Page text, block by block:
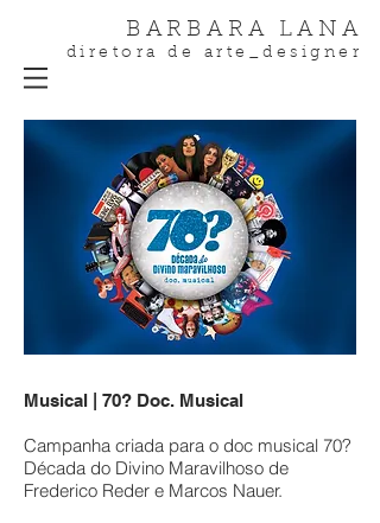
BARBARA LANA
diretora de arte_designer
Musical | 70? Doc. Musical
Campanha criada para o doc musical 70?
Década do Divino Maravilhoso de
Frederico Reder e Marcos Nauer.